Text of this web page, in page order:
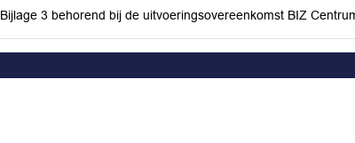
Bijlage 3 behorend bij de uitvoeringsovereenkomst BIZ